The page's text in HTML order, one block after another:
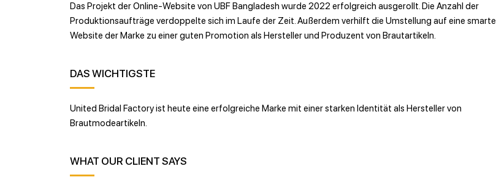
Das Projekt der Online-Website von UBF Bangladesh wurde 2022 erfolgreich ausgerollt. Die Anzahl der
Produktionsaufträge verdoppelte sich im Laufe der Zeit. Außerdem verhilft die Umstellung auf eine smarte
Website der Marke zu einer guten Promotion als Hersteller und Produzent von Brautartikeln.
DAS WICHTIGSTE
United Bridal Factory ist heute eine erfolgreiche Marke mit einer starken Identität als Hersteller von
Brautmodeartikeln.
WHAT OUR CLIENT SAYS